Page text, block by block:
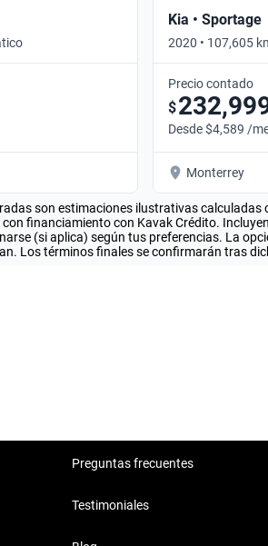
Kia • Sportage
2020 • 107,605
Precio contado
$
Desde $4,589 /
Monterrey
son estimaciones ilustrativas calculadas
con financiamiento con Kavak Crédito.
(si aplica) según tus preferencias. La
Los términos finales se confirmarán tras
Preguntas frecuentes
Testimoniales